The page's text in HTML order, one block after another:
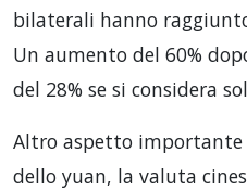
bilaterali hanno
Un aumento del 60%
del 28% se si considera
Altro aspetto importante
dello yuan, la valuta